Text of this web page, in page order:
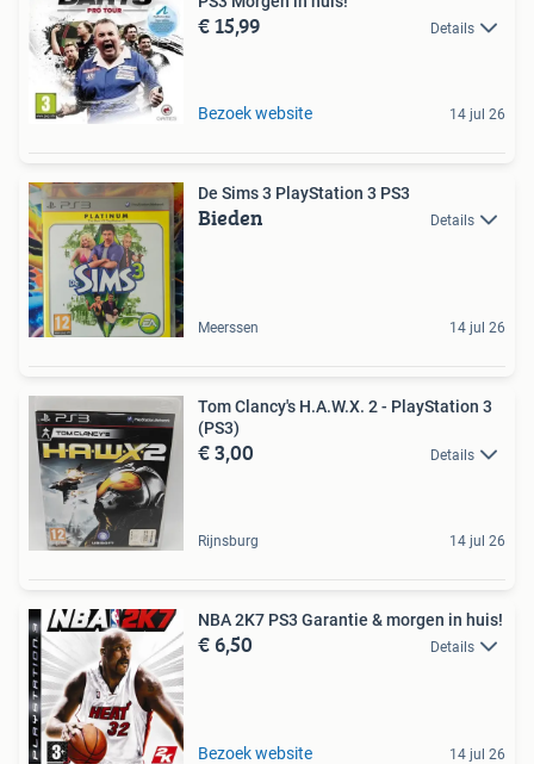
€ 15,99 Details
Bezoek website 14 jul 26
De Sims 3 PlayStation 3 PS3
Bieden Details
Meerssen 14 jul 26
Tom Clancy's H.A.W.X. 2 - PlayStation 3
(PS3)
€ 3,00 Details
Rijnsburg 14 jul 26
NBA 2K7 PS3 Garantie & morgen in huis!
€ 6,50 Details
Bezoek website 14 jul 26